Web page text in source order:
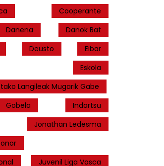
Cooperante
Danena
Danok Bat
Deusto
Eibar
Eskola
Langileak Mugarik Gabe
Gobela
Indartsu
Jonathan Ledesma
Juvenil Liga Vasca